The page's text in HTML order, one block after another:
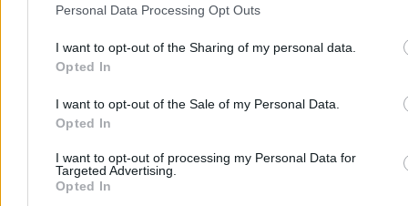
Personal Data Processing Opt Outs
I want to opt-out of the Sharing of my personal data.
Opted In
I want to opt-out of the Sale of my Personal Data.
Opted In
I want to opt-out of processing my Personal Data for
Targeted Advertising.
Opted In